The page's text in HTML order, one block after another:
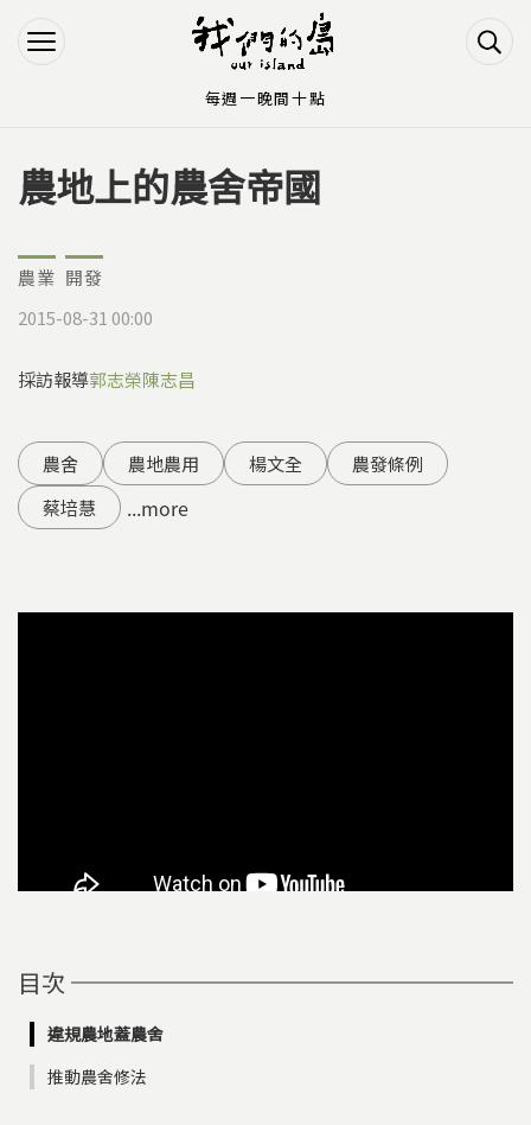
Jump to Navigation
Jump to Main content
您在這裡
農地上的農舍帝國
農業 開發
2015-08-31 00:00
採訪報導郭志榮陳志昌
農舍 農地農用 楊文全
農發條例
蔡培慧
...more
目次
違規農地蓋農舍
推動農舍修法
每週一晚間十點